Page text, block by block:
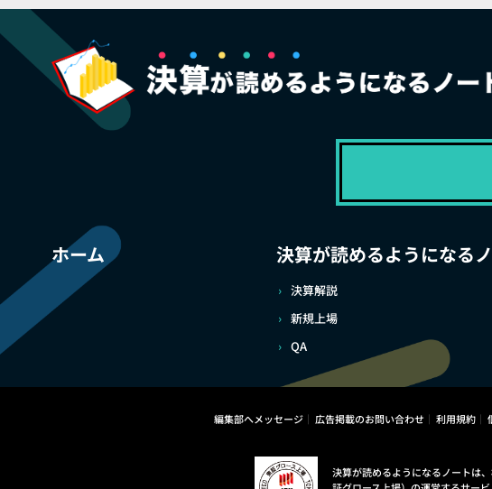
ホーム 決算が読めるようになる
決算解説
新規上場
QA
編集部へメッセージ 広告掲載のお問い合わせ 利用規約
決算が読めるようになるノートは